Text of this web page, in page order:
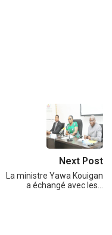
Next Post
La ministre Yawa Kouigan
a échangé avec les…